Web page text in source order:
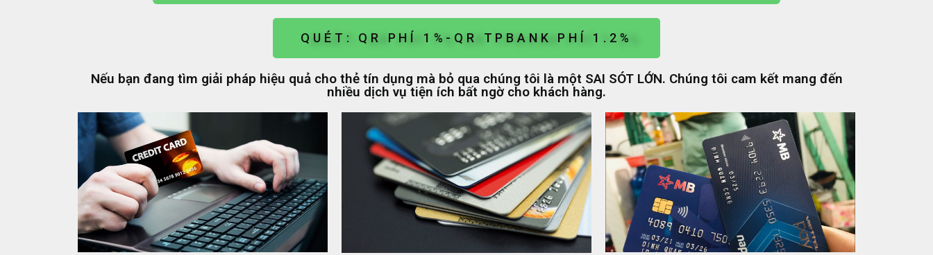
QUÉT: QR PHÍ 1%-QR TPBANK PHÍ 1.2%
Nếu bạn đang tìm giải pháp hiệu quả cho thẻ tín dụng mà bỏ qua chúng tôi là một SAI SÓT LỚN. Chúng tôi cam kết mang đến
nhiều dịch vụ tiện ích bất ngờ cho khách hàng.